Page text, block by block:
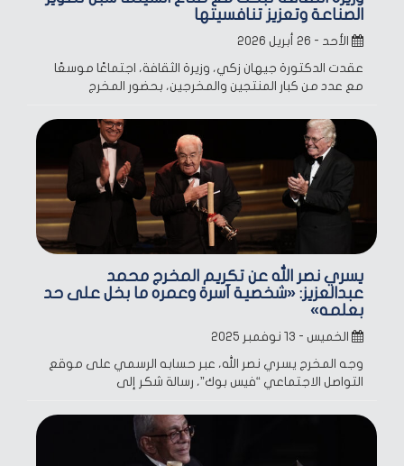
الصناعة وتعزيز تنافسيتها
الأحد - ٢٦ أبريل ٢٠٢٦
عقدت الدكتورة جيهان زكي، وزيرة الثقافة، اجتماعًا موسعًا
مع عدد من كبار المنتجين والمخرجين، بحضور المخرج
يسري نصر الله عن تكريم المخرج محمد
عبدالعزيز: «شخصية آسرة وعمره ما بخل على حد
بعلمه»
الخميس - ١٣ نوفمبر ٢٠٢٥
وجه المخرج يسري نصر الله، عبر حسابه الرسمي على موقع
التواصل الاجتماعي “فيس بوك”، رسالة شكر إلى